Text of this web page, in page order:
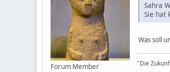
Forum Member
Sahra
Sie hat
Was soll
"Die